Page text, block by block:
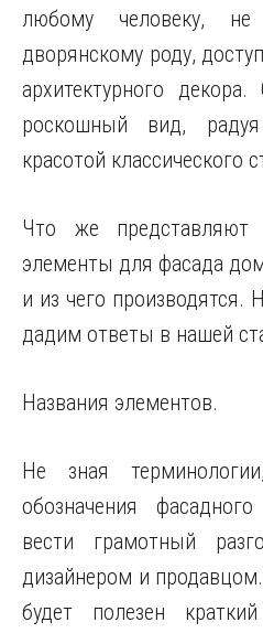
любому человеку,
дворянскому роду,
архитектурного
роскошный вид,
красотой классического
Что же представляют
элементы для фасада
и из чего
дадим ответы в нашей
Названия элементов.
Не зная
обозначения
вести грамотный
дизайнером и
будет полезен